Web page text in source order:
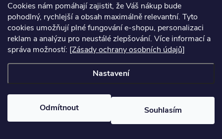
Cookies nám pomáhají zajistit, že Váš nákup bude
pohodlný, rychlejší a obsah maximálně relevantní. Tyto
cookies umožňují plné fungování e-shopu, personalizaci
reklam a analýzu pro neustálé zlepšování. Více informací a
správa možností: [Zásady ochrany osobních údajů]
Nastavení
Odmítnout Souhlasím
Gent | řezný dia kotouč na cihly, prostý a nevyzrálý beton